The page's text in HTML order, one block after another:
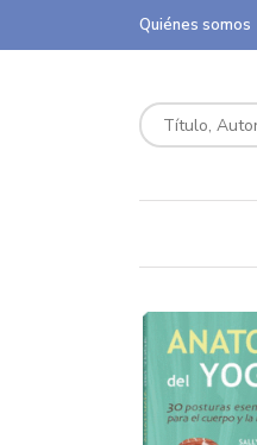
Quiénes somos